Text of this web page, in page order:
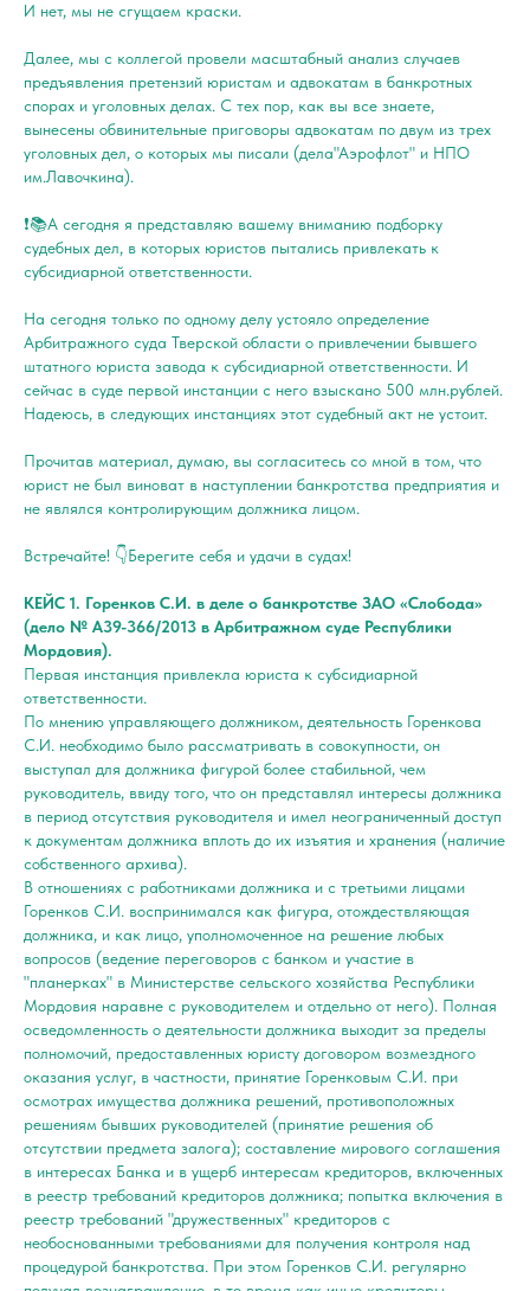
И нет, мы не сгущаем краски.
Далее, мы с коллегой провели масштабный анализ случаев
предъявления претензий юристам и адвокатам в банкротных
спорах и уголовных делах. С тех пор, как вы все знаете,
вынесены обвинительные приговоры адвокатам по двум из трех
уголовных дел, о которых мы писали (дела"Аэрофлот" и НПО
им.Лавочкина).
❗️📚А сегодня я представляю вашему вниманию подборку
судебных дел, в которых юристов пытались привлекать к
субсидиарной ответственности.
На сегодня только по одному делу устояло определение
Арбитражного суда Тверской области о привлечении бывшего
штатного юриста завода к субсидиарной ответственности. И
сейчас в суде первой инстанции с него взыскано 500 млн.рублей.
Надеюсь, в следующих инстанциях этот судебный акт не устоит.
Прочитав материал, думаю, вы согласитесь со мной в том, что
юрист не был виноват в наступлении банкротства предприятия и
не являлся контролирующим должника лицом.
Встречайте! 👇Берегите себя и удачи в судах!
КЕЙС 1. Горенков С.И. в деле о банкротстве ЗАО «Слобода»
(дело № А39-366/2013 в Арбитражном суде Республики
Мордовия).
Первая инстанция привлекла юриста к субсидиарной
ответственности.
По мнению управляющего должником, деятельность Горенкова
С.И. необходимо было рассматривать в совокупности, он
выступал для должника фигурой более стабильной, чем
руководитель, ввиду того, что он представлял интересы должника
в период отсутствия руководителя и имел неограниченный доступ
к документам должника вплоть до их изъятия и хранения (наличие
собственного архива).
В отношениях с работниками должника и с третьими лицами
Горенков С.И. воспринимался как фигура, отождествляющая
должника, и как лицо, уполномоченное на решение любых
вопросов (ведение переговоров с банком и участие в
"планерках" в Министерстве сельского хозяйства Республики
Мордовия наравне с руководителем и отдельно от него). Полная
осведомленность о деятельности должника выходит за пределы
полномочий, предоставленных юристу договором возмездного
оказания услуг, в частности, принятие Горенковым С.И. при
осмотрах имущества должника решений, противоположных
решениям бывших руководителей (принятие решения об
отсутствии предмета залога); составление мирового соглашения
в интересах Банка и в ущерб интересам кредиторов, включенных
в реестр требований кредиторов должника; попытка включения в
реестр требований "дружественных" кредиторов с
необоснованными требованиями для получения контроля над
процедурой банкротства. При этом Горенков С.И. регулярно